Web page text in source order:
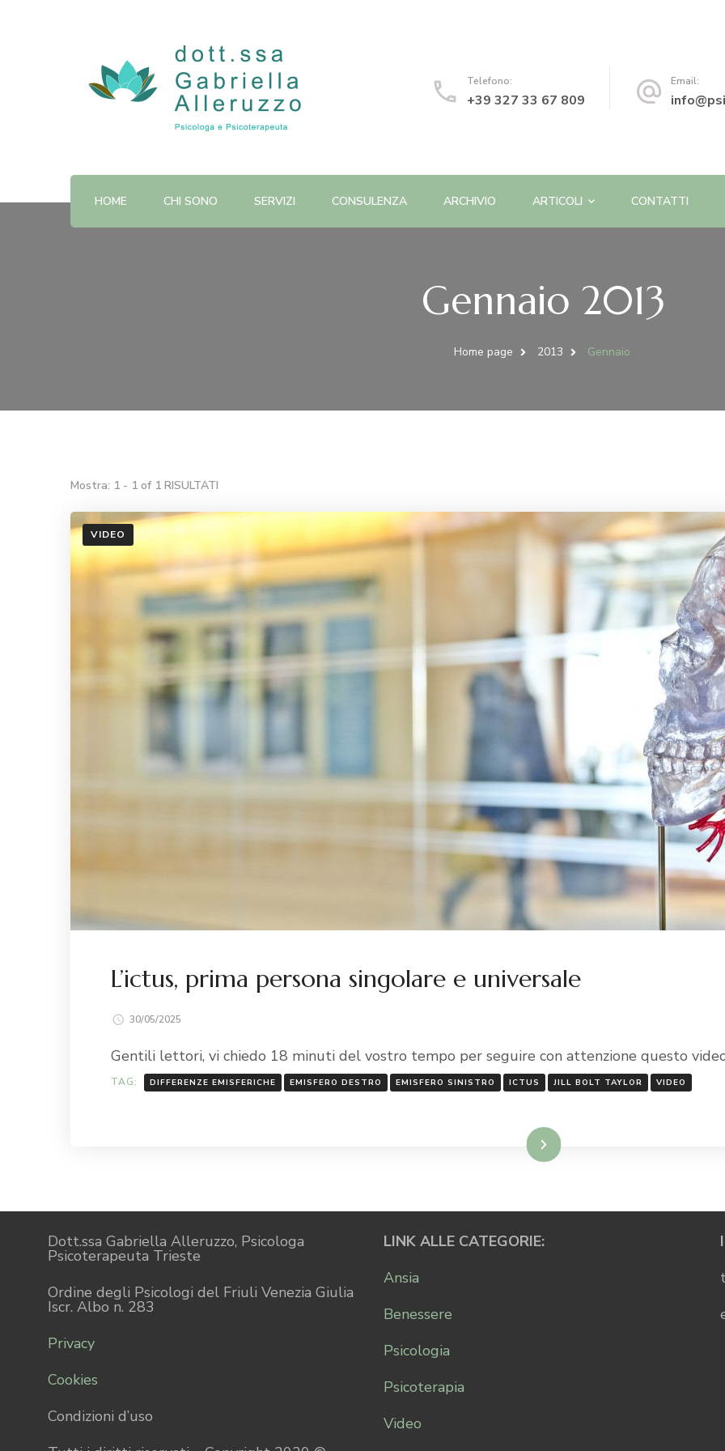
Dott.ssa Gabriella Alleruzzo | Psicologa e Psicoterapeuta
Telefono:
+39 327 33 67 809
Email:
HOME CHI SONO SERVIZI CONSULENZA ARCHIVIO ARTICOLI CONTATTI
Gennaio 2013
Home page 2013 Gennaio
Mostra: 1 - 1 of 1 RISULTATI
VIDEO
L’ictus, prima persona singolare e universale
30/05/2025
Gentili lettori, vi chiedo 18 minuti del vostro tempo per seguire con attenzione questo
TAG: DIFFERENZE EMISFERICHE EMISFERO DESTRO EMISFERO SINISTRO ICTUS JILL BOLT TAYLOR VIDEO
Leggi...
Dott.ssa Gabriella Alleruzzo, Psicologa
Psicoterapeuta Trieste
Ordine degli Psicologi del Friuli Venezia Giulia
Iscr. Albo n. 283
Privacy
Cookies
Condizioni d’uso
LINK ALLE CATEGORIE:
Ansia
Benessere
Psicologia
Psicoterapia
Video